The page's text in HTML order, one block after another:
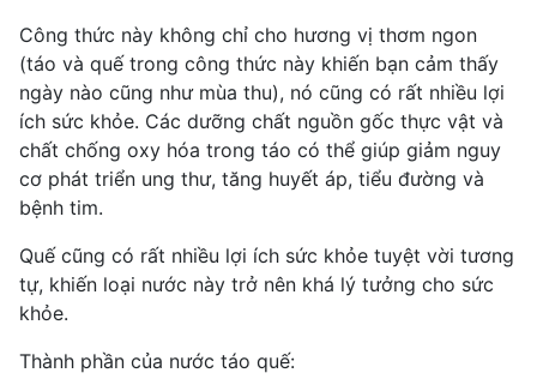
Công thức này không chỉ cho hương vị thơm ngon
(táo và quế trong công thức này khiến bạn cảm thấy
ngày nào cũng như mùa thu), nó cũng có rất nhiều lợi
ích sức khỏe. Các dưỡng chất nguồn gốc thực vật và
chất chống oxy hóa trong táo có thể giúp giảm nguy
cơ phát triển ung thư, tăng huyết áp, tiểu đường và
bệnh tim.
Quế cũng có rất nhiều lợi ích sức khỏe tuyệt vời tương
tự, khiến loại nước này trở nên khá lý tưởng cho sức
khỏe.
Thành phần của nước táo quế: